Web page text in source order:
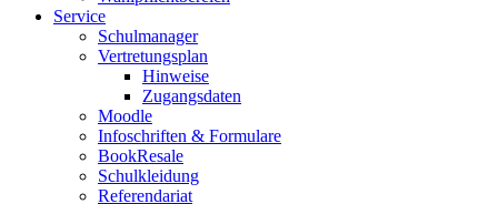
Service
Schulmanager
Vertretungsplan
Hinweise
Zugangsdaten
Moodle
Infoschriften & Formulare
BookResale
Schulkleidung
Referendariat